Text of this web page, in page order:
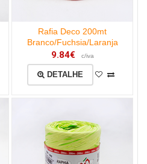
Rafia Deco 200mt
Branco/Fuchsia/Laranja
9.84€ c/iva
DETALHE